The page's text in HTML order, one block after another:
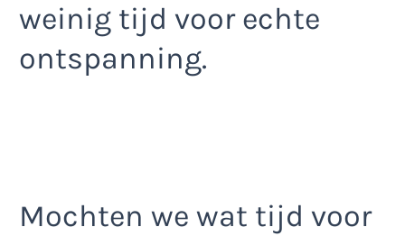
weinig tijd voor echte
ontspanning.
Mochten we wat tijd voor